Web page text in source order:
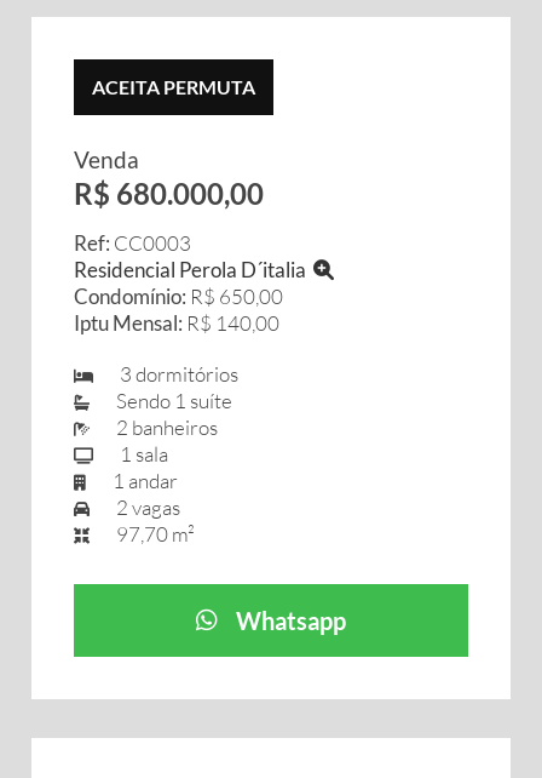
ACEITA PERMUTA
Venda
R$ 680.000,00
Ref: CC0003
Residencial Perola D´italia
Condomínio: R$ 650,00
Iptu Mensal: R$ 140,00
3 dormitórios
Sendo 1 suíte
2 banheiros
1 sala
1 andar
2 vagas
97,70 m²
Whatsapp